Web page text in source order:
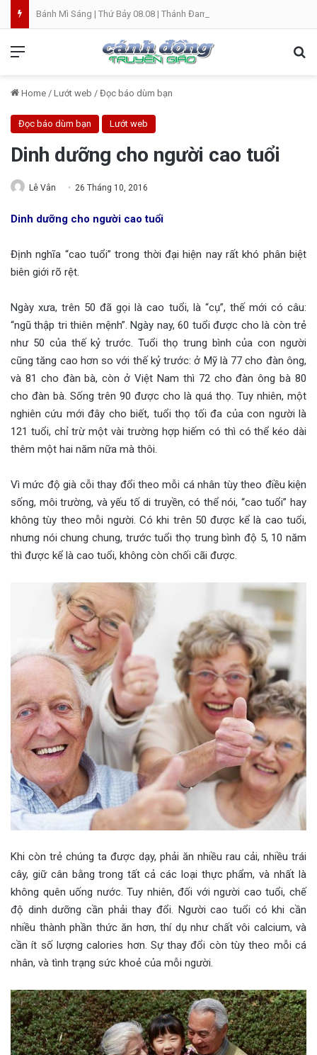
Bánh Mì Sáng | Thứ Bảy 08.08 | Thánh Đaminh, Linh mục
Home / Lướt web / Đọc báo dùm bạn
Đọc báo dùm bạn Lướt web
Dinh dưỡng cho người cao tuổi
Lê Vân 26 Tháng 10, 2016
Dinh dưỡng cho người cao tuổi
Định nghĩa “cao tuổi” trong thời đại hiện nay rất khó phân biệt
biên giới rõ rệt.
Ngày xưa, trên 50 đã gọi là cao tuổi, là “cụ”, thế mới có câu:
“ngũ thập tri thiên mệnh”. Ngày nay, 60 tuổi được cho là còn trẻ
như 50 của thế kỷ trước. Tuổi thọ trung bình của con người
cũng tăng cao hơn so với thế kỷ trước: ở Mỹ là 77 cho đàn ông,
và 81 cho đàn bà, còn ở Việt Nam thì 72 cho đàn ông bà 80
cho đàn bà. Sống trên 90 được cho là quá thọ. Tuy nhiên, một
nghiên cứu mới đây cho biết, tuổi thọ tối đa của con người là
121 tuổi, chỉ trừ một vài trường hợp hiếm có thì có thể kéo dài
thêm một hai năm nữa mà thôi.
Vì mức độ già cỗi thay đổi theo mỗi cá nhân tùy theo điều kiện
sống, môi trường, và yếu tố di truyền, có thể nói, “cao tuổi” hay
không tùy theo mỗi người. Có khi trên 50 được kể là cao tuổi,
nhưng nói chung chung, trước tuổi thọ trung bình độ 5, 10 năm
thì được kể là cao tuổi, không còn chối cãi được.
Khi còn trẻ chúng ta được dạy, phải ăn nhiều rau cải, nhiều trái
cây, giữ cân bằng trong tất cả các loại thực phẩm, và nhất là
không quên uống nước. Tuy nhiên, đối với người cao tuổi, chế
độ dinh dưỡng cần phải thay đổi. Người cao tuổi có khi cần
nhiều thành phần thức ăn hơn, thí dụ như chất vôi calcium, và
cần ít số lượng calories hơn. Sự thay đổi còn tùy theo mỗi cá
nhân, và tình trạng sức khoẻ của mỗi người.